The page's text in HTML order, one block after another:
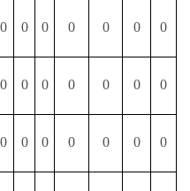
0 0 0 0 0 0 0
0 0 0 0 0 0 0
0 0 0 0 0 0 0